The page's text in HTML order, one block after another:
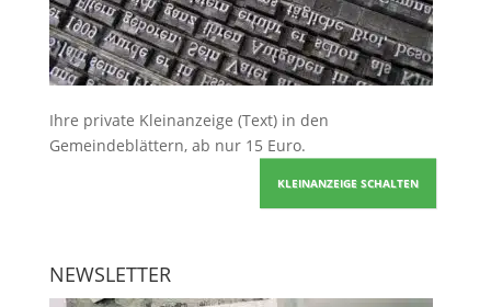
Ihre private Kleinanzeige (Text) in den
Gemeindeblättern, ab nur 15 Euro.
KLEINANZEIGE SCHALTEN
NEWSLETTER